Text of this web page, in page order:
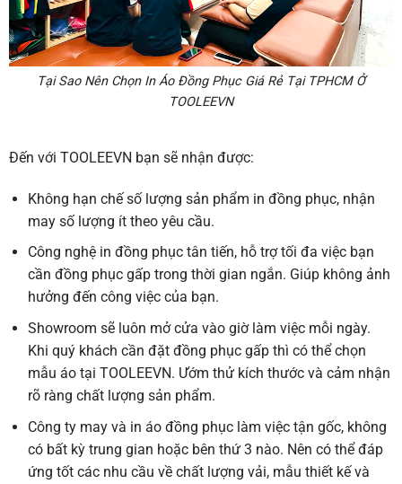
Tại Sao Nên Chọn In Áo Đồng Phục Giá Rẻ Tại TPHCM Ở
TOOLEEVN
Đến với TOOLEEVN bạn sẽ nhận được:
Không hạn chế số lượng sản phẩm in đồng phục, nhận
may số lượng ít theo yêu cầu.
Công nghệ in đồng phục tân tiến, hỗ trợ tối đa việc bạn
cần đồng phục gấp trong thời gian ngắn. Giúp không ảnh
hưởng đến công việc của bạn.
Showroom sẽ luôn mở cửa vào giờ làm việc mỗi ngày.
Khi quý khách cần đặt đồng phục gấp thì có thể chọn
mẫu áo tại TOOLEEVN. Ướm thử kích thước và cảm nhận
rõ ràng chất lượng sản phẩm.
Công ty may và in áo đồng phục làm việc tận gốc, không
có bất kỳ trung gian hoặc bên thứ 3 nào. Nên có thể đáp
ứng tốt các nhu cầu về chất lượng vải, mẫu thiết kế và